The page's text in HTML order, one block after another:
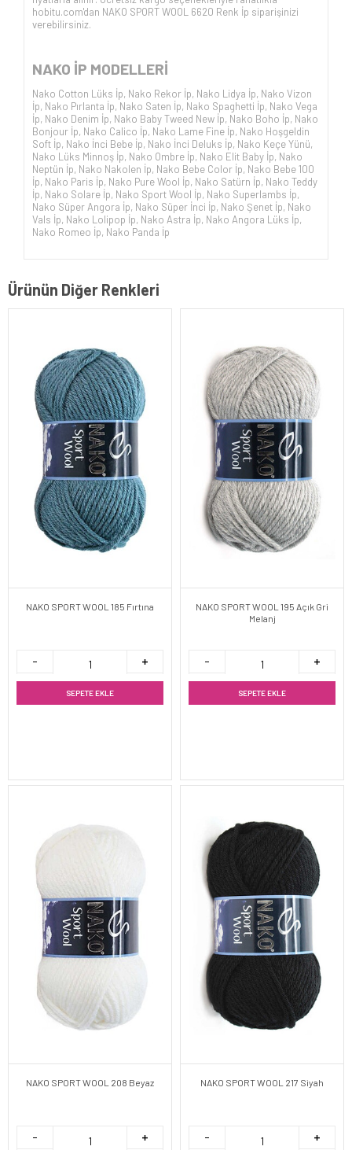
hobitu.com'dan NAKO SPORT WOOL 6620 Renk İp siparişinizi
verebilirsiniz.
NAKO İP MODELLERİ
Nako Cotton Lüks İp, Nako Rekor İp, Nako Lidya İp, Nako Vizon
İp, Nako Pırlanta İp, Nako Saten İp, Nako Spaghetti İp, Nako Vega
İp, Nako Denim İp, Nako Baby Tweed New İp, Nako Boho İp, Nako
Bonjour İp, Nako Calico İp, Nako Lame Fine İp, Nako Hoşgeldin
Soft İp, Nako İnci Bebe İp, Nako İnci Deluks İp, Nako Keçe Yünü,
Nako Lüks Minnoş İp, Nako Ombre İp, Nako Elit Baby İp, Nako
Neptün İp, Nako Nakolen İp, Nako Bebe Color İp, Nako Bebe 100
İp, Nako Paris İp, Nako Pure Wool İp, Nako Satürn İp, Nako Teddy
İp, Nako Solare İp, Nako Sport Wool İp, Nako Superlambs İp,
Nako Süper Angora İp, Nako Süper İnci İp, Nako Şenet İp, Nako
Vals İp, Nako Lolipop İp, Nako Astra İp, Nako Angora Lüks İp,
Nako Romeo İp, Nako Panda İp
Ürünün Diğer Renkleri
NAKO SPORT WOOL 185 Fırtına
SEPETE EKLE
NAKO SPORT WOOL 195 Açık Gri
Melanj
SEPETE EKLE
NAKO SPORT WOOL 208 Beyaz NAKO SPORT WOOL 217 Siyah